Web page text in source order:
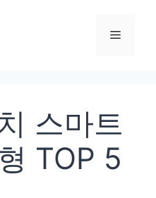
메
스마트
TOP 5